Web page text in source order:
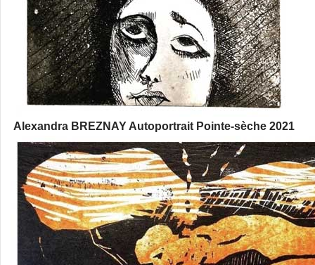
Alexandra BREZNAY Autoportrait Pointe-sèche 2021